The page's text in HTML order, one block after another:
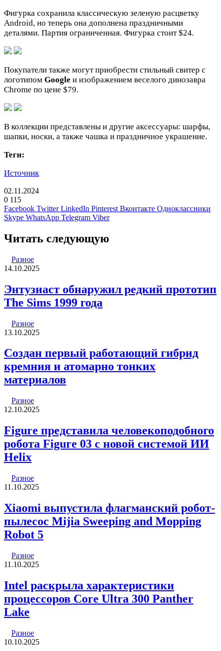
Фигурка сохранила классическую зеленую расцветку
Android, но теперь она дополнена праздничными
деталями. Партия ограниченная. Фигурка стоит $24.
Покупатели также могут приобрести стильный свитер с
логотипом Google и изображением веселого динозавра
Chrome по цене $79.
В коллекции представлены и другие аксессуары: шарфы,
шапки, носки, а также чашка и праздничное украшение.
Теги:
Источник
02.11.2024
0 115
Facebook Twitter LinkedIn Pinterest Вконтакте Одноклассники
Skype WhatsApp Telegram Viber
Читать следующую
Разное
14.10.2025
Энтузиаст обнаружил редкий прототип
The Sims 1999 года
Разное
13.10.2025
Создан первый работающий гибрид
кремния и атомарно тонких
материалов
Разное
12.10.2025
Figure представила человекоподобного
робота Figure 03 с новой системой ИИ
Helix
Разное
11.10.2025
Xiaomi выпустила флагманский робот-
пылесос Mijia Sweeping and Mopping
Robot 5
Разное
11.10.2025
Intel раскрыла характеристики
процессоров Core Ultra 300 Panther
Lake
Разное
10.10.2025